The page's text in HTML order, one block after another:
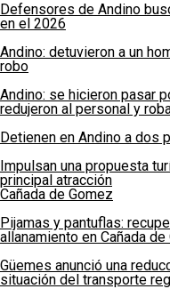
Defensores de Andino
en el 2026
Andino: detuvieron a un
robo
Andino: se hicieron pasar
redujeron al personal y
Detienen en Andino a dos
Impulsan una propuesta
principal atracción
Cañada de Gomez
Pijamas y pantuflas:
allanamiento en Cañada de
Güemes anunció una
situación del transporte